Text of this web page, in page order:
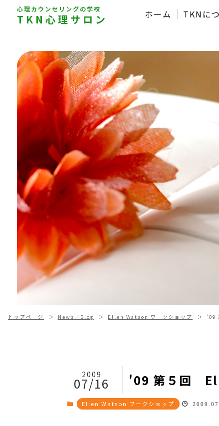
心理カウンセリングの学校
TKN心理サロン ホーム TKNに
トップページ News／Blog Ellen Watson ワークショップ '09
'09 第５回
2009
07/16
Ellen Watson ワークショップ